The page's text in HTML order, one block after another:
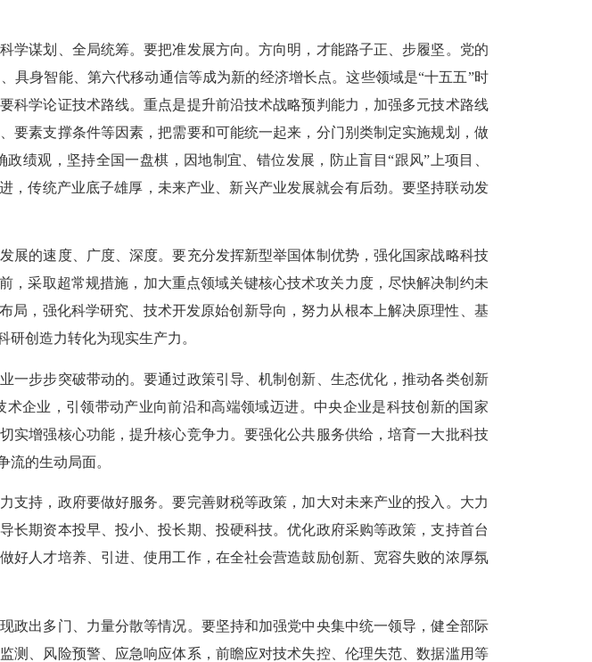
学谋划、全局统筹。要把准发展方向。方向明，才能路子正、步履坚。党的
具身智能、第六代移动通信等成为新的经济增长点。这些领域是“十五五”时
科学论证技术路线。重点是提升前沿技术战略预判能力，加强多元技术路线
要素支撑条件等因素，把需要和可能统一起来，分门别类制定实施规划，做
绩观，坚持全国一盘棋，因地制宜、错位发展，防止盲目“跟风”上项目、
，传统产业底子雄厚，未来产业、新兴产业发展就会有后劲。要坚持联动发
展的速度、广度、深度。要充分发挥新型举国体制优势，强化国家战略科技
，采取超常规措施，加大重点领域关键核心技术攻关力度，尽快解决制约未
局，强化科学研究、技术开发原始创新导向，努力从根本上解决原理性、基
创造力转化为现实生产力。
一步步突破带动的。要通过政策引导、机制创新、生态优化，推动各类创新
企业，引领带动产业向前沿和高端领域迈进。中央企业是科技创新的国家
实增强核心功能，提升核心竞争力。要强化公共服务供给，培育一大批科技
的生动局面。
支持，政府要做好服务。要完善财税等政策，加大对未来产业的投入。大力
期资本投早、投小、投长期、投硬科技。优化政府采购等政策，支持首台
好人才培养、引进、使用工作，在全社会营造鼓励创新、宽容失败的浓厚氛
政出多门、力量分散等情况。要坚持和加强党中央集中统一领导，健全部际
测、风险预警、应急响应体系，前瞻应对技术失控、伦理失范、数据滥用等